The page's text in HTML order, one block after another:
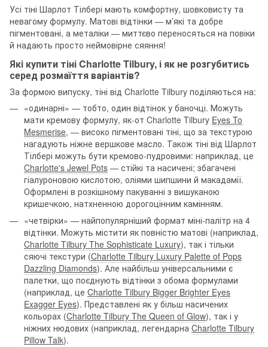
Усі тіні Шарлот Тілбері мають комфортну, шовковисту та
невагому формулу. Матові відтінки — м’які та добре
пігментовані, а металіки — миттєво переносяться на повіки
й надають просто неймовірне сяяння!
Які купити тіні Charlotte Tilbury, і як не розгубитись
серед розмаїття варіантів?
За формою випуску, тіні від Charlotte Tilbury поділяються на:
«одинарні» — тобто, один відтінок у баночці. Можуть
мати кремову формулу, як-от Charlotte Tilbury Eyes To
Mesmerise, — високо пігментовані тіні, що за текстурою
нагадують ніжне вершкове масло. Також тіні від Шарлот
Тілбері можуть бути кремово-пудровими: наприклад, це
Charlotte's Jewel Pots — стійкі та насичені; збагачені
гіалуроновою кислотою, оліями шипшини й макадамії.
Оформлені в розкішному пакуванні з вишуканою
кришечкою, натхненною дорогоцінним камінням.
«четвірки» — найпопулярніший формат міні-палітр на 4
відтінки. Можуть містити як повністю матові (наприклад,
Charlotte Tilbury The Sophisticate Luxury), так і тільки
сяючі текстури (Charlotte Tilbury Luxury Palette of Pops
Dazzling Diamonds). Але найбільш універсальними є
палетки, що поєднують відтінки з обома формулами
(наприклад, це Charlotte Tilbury Bigger Brighter Eyes
Exagger Eyes). Представлені як у більш насичених
кольорах (Charlotte Tilbury The Queen of Glow), так і у
ніжних нюдових (наприклад, легендарна Charlotte Tilbury
Pillow Talk).